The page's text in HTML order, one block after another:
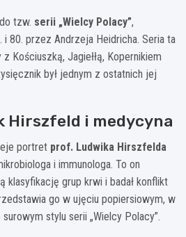
tzw. serii „Wielcy Polacy”,
80. przez Andrzeja Heidricha. Seria ta
z Kościuszką, Jagiełłą, Kopernikiem
był jednym z ostatnich jej
Hirszfeld i medycyna
portret prof. Ludwika Hirszfelda
i immunologa. To on
klasyfikację grup krwi i badał konflikt
go w ujęciu popiersiowym, w
stylu serii „Wielcy Polacy”.